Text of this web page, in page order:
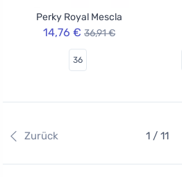
Perky Royal Mescla
14,76 € 36,91 €
36
Zurück 1 / 11